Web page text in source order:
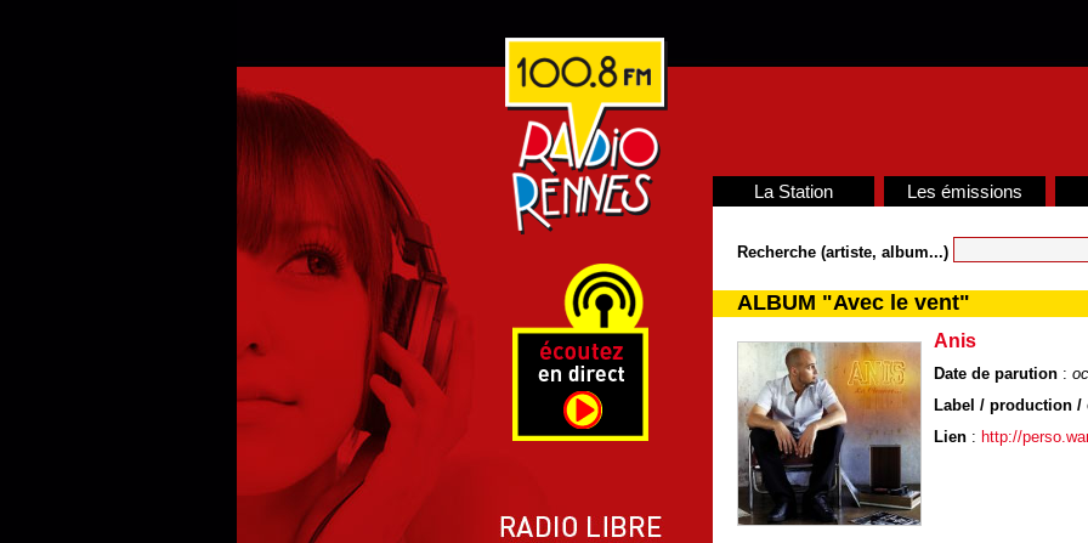
La Station Les émissions
Recherche (artiste, album...)
ALBUM "Avec le vent"
Anis
Date de parution:
Label / production
Lien: http://